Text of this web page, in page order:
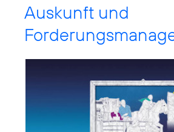
Auskunft und